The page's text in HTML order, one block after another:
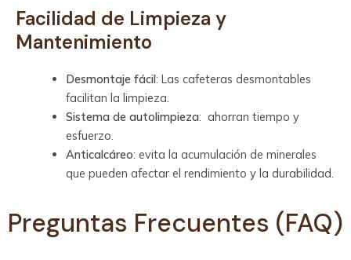
Facilidad de Limpieza y
Mantenimiento
Desmontaje fácil: Las cafeteras desmontables
facilitan la limpieza.
Sistema de autolimpieza: ahorran tiempo y
esfuerzo.
Anticalcáreo: evita la acumulación de minerales
que pueden afectar el rendimiento y la durabilidad.
Preguntas Frecuentes (FAQ)